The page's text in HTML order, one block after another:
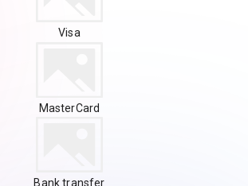
Visa
MasterCard
Bank transfer